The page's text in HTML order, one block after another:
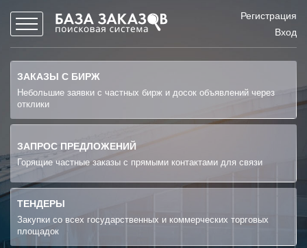
Регистрация
Вход
ЗАКАЗЫ С БИРЖ
Небольшие заявки с частных бирж и досок объявлений через
отклики
ЗАПРОС ПРЕДЛОЖЕНИЙ
Горящие частные заказы с прямыми контактами для связи
ТЕНДЕРЫ
Закупки со всех государственных и коммерческих торговых
площадок